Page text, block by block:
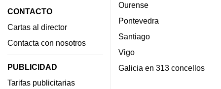
CONTACTO
Cartas al director
Contacta con nosotros
PUBLICIDAD
Tarifas publicitarias
Ourense
Pontevedra
Santiago
Vigo
Galicia en 313 concellos